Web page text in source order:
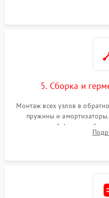
5. Сборка и
Монтаж всех узлов в
пружины и
надежной фиксацией
герметиком для